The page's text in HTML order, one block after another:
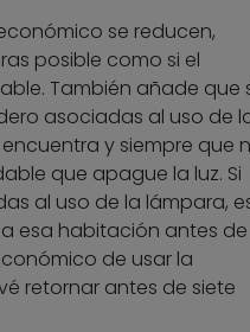
se reducen,
posible como si el
También añade que
asociadas al uso de
y siempre que
que apague la luz. Si
al uso de la lámpara,
esa habitación antes de
de usar la
retornar antes de siete